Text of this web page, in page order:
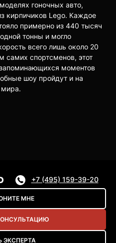
гоночных авто,
кирпичиков Lego. Каждое
примерно из 440 тысяч
тонны и могло
всего лишь около 20
самих спортсменов, этот
моментов
шоу пройдут и на
мира.
+7 (495) 159-39-20
МНЕ
ЭКСПЕРТА